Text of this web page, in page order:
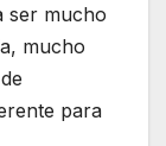
ser mucho
mucho
para